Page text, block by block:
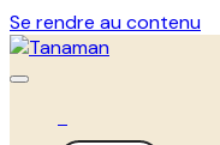
Se rendre au contenu